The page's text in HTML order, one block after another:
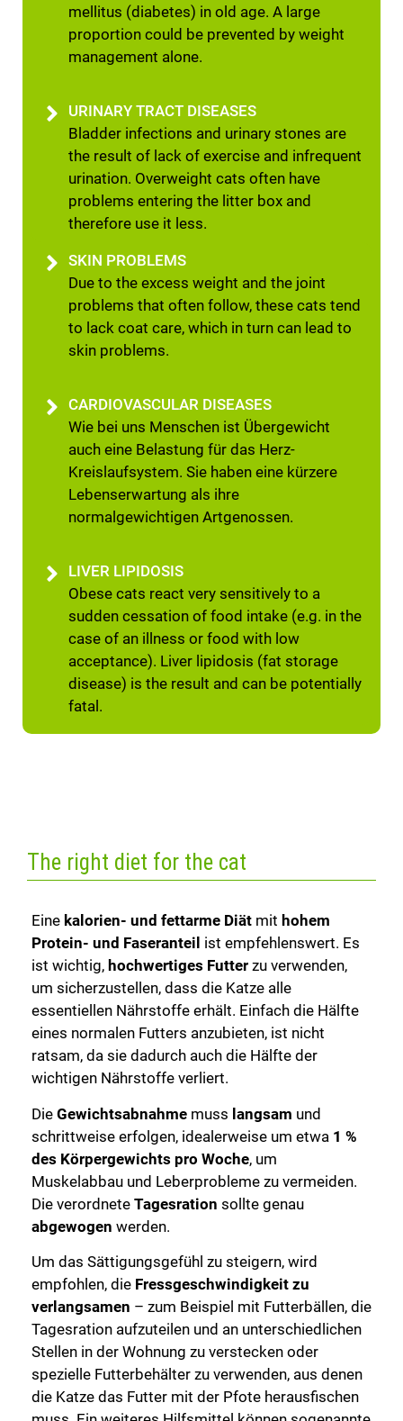
mellitus (diabetes) in old age. A large
proportion could be prevented by weight
management alone.
URINARY TRACT DISEASES
Bladder infections and urinary stones are
the result of lack of exercise and infrequent
urination. Overweight cats often have
problems entering the litter box and
therefore use it less.
SKIN PROBLEMS
Due to the excess weight and the joint
problems that often follow, these cats tend
to lack coat care, which in turn can lead to
skin problems.
CARDIOVASCULAR DISEASES
Wie bei uns Menschen ist Übergewicht
auch eine Belastung für das Herz-
Kreislaufsystem. Sie haben eine kürzere
Lebenserwartung als ihre
normalgewichtigen Artgenossen.
LIVER LIPIDOSIS
Obese cats react very sensitively to a
sudden cessation of food intake (e.g. in the
case of an illness or food with low
acceptance). Liver lipidosis (fat storage
disease) is the result and can be potentially
fatal.
The right diet for the cat
Eine kalorien- und fettarme Diät mit hohem
Protein- und Faseranteil ist empfehlenswert. Es
ist wichtig, hochwertiges Futter zu verwenden,
um sicherzustellen, dass die Katze alle
essentiellen Nährstoffe erhält. Einfach die Hälfte
eines normalen Futters anzubieten, ist nicht
ratsam, da sie dadurch auch die Hälfte der
wichtigen Nährstoffe verliert.
Die Gewichtsabnahme muss langsam und
schrittweise erfolgen, idealerweise um etwa 1 %
des Körpergewichts pro Woche, um
Muskelabbau und Leberprobleme zu vermeiden.
Die verordnete Tagesration sollte genau
abgewogen werden.
Um das Sättigungsgefühl zu steigern, wird
empfohlen, die Fressgeschwindigkeit zu
verlangsamen – zum Beispiel mit Futterbällen, die
Tagesration aufzuteilen und an unterschiedlichen
Stellen in der Wohnung zu verstecken oder
spezielle Futterbehälter zu verwenden, aus denen
die Katze das Futter mit der Pfote herausfischen